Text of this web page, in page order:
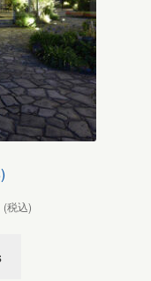
(税込)